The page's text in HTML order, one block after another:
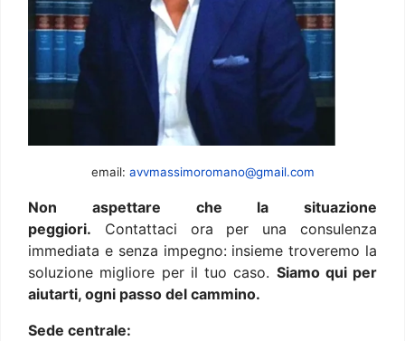
email: avvmassimoromano@gmail.com
Non aspettare che la situazione
peggiori. Contattaci ora per una consulenza
immediata e senza impegno: insieme troveremo la
soluzione migliore per il tuo caso. Siamo qui per
aiutarti, ogni passo del cammino.
Sede centrale: